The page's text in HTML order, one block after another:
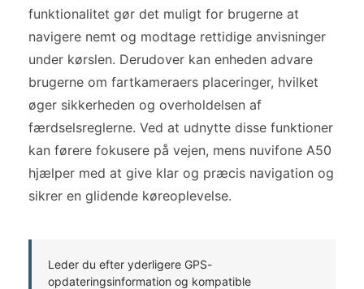
funktionalitet gør det muligt for brugerne at
navigere nemt og modtage rettidige anvisninger
under kørslen. Derudover kan enheden advare
brugerne om fartkameraers placeringer, hvilket
øger sikkerheden og overholdelsen af
færdselsreglerne. Ved at udnytte disse funktioner
kan førere fokusere på vejen, mens nuvifone A50
hjælper med at give klar og præcis navigation og
sikrer en glidende køreoplevelse.
Leder du efter yderligere GPS-
opdateringsinformation og kompatible